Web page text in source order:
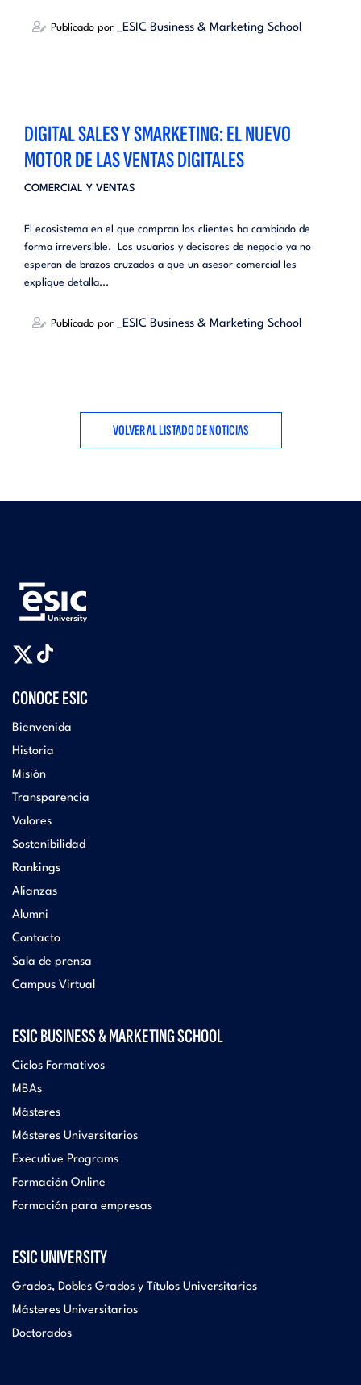
Publicado por _ESIC Business & Marketing School
DIGITAL SALES Y SMARKETING: EL NUEVO
MOTOR DE LAS VENTAS DIGITALES
COMERCIAL Y VENTAS
El ecosistema en el que compran los clientes ha cambiado de
forma irreversible. Los usuarios y decisores de negocio ya no
esperan de brazos cruzados a que un asesor comercial les
explique detalla...
Publicado por _ESIC Business & Marketing School
VOLVER AL LISTADO DE NOTICIAS
CONOCE ESIC
Bienvenida
Historia
Misión
Transparencia
Valores
Sostenibilidad
Rankings
Alianzas
Alumni
Contacto
Sala de prensa
Campus Virtual
ESIC BUSINESS & MARKETING SCHOOL
Ciclos Formativos
MBAs
Másteres
Másteres Universitarios
Executive Programs
Formación Online
Formación para empresas
ESIC UNIVERSITY
Grados, Dobles Grados y Títulos Universitarios
Másteres Universitarios
Doctorados